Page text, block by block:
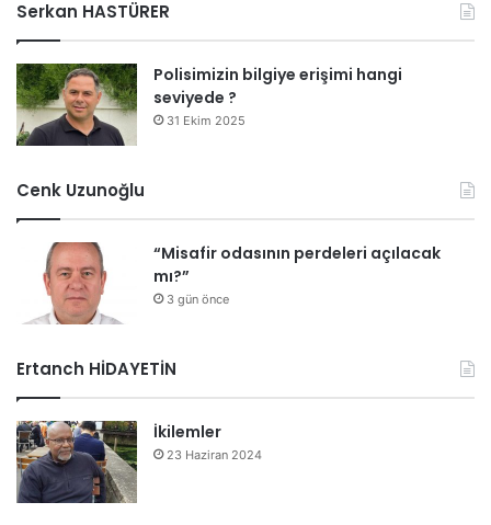
Serkan HASTÜRER
Polisimizin bilgiye erişimi hangi
seviyede ?
31 Ekim 2025
Cenk Uzunoğlu
“Misafir odasının perdeleri açılacak
mı?”
3 gün önce
Ertanch HİDAYETİN
İkilemler
23 Haziran 2024